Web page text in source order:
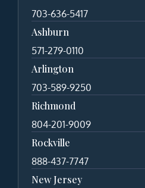
703-636-5417
Ashburn
571-279-0110
Arlington
703-589-9250
Richmond
804-201-9009
Rockville
888-437-7747
New Jersey